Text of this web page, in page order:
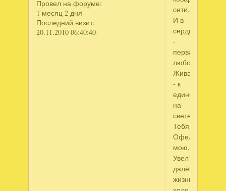
Провел на форуме:
1 месяц 2 дня
Последний визит:
20.11.2010 06:40:40
сети,
И в
сердце
-
первая
любовь
Жива
- к
единственной
на
свете.
Тебя,
Офелию
мою,
Увел
далёко
жизни